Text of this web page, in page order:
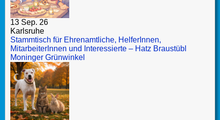
13 Sep. 26
Karlsruhe
Stammtisch für Ehrenamtliche, HelferInnen,
MitarbeiterInnen und Interessierte – Hatz Braustübl
Moninger Grünwinkel